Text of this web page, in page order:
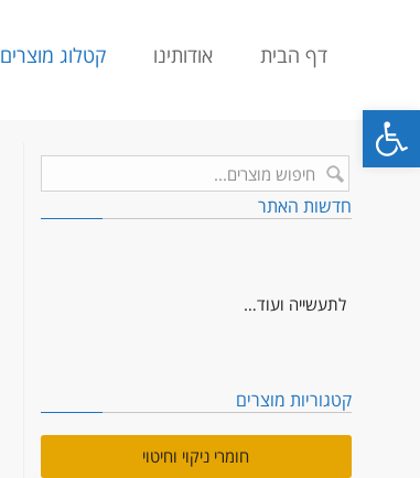
פתח סרגל נגישות
דף הבית אודותינו קטלוג מוצרים
חדשות האתר
חומרי ניקוי וחיטוי, משק בית. מוסדי, תעשייה…
קטגוריות מוצרים
חומרי ניקוי וחיטוי